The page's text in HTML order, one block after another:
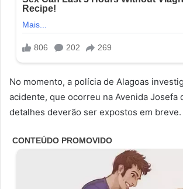
No momento, a polícia de Alagoas
acidente, que ocorreu na Avenida Josefa
detalhes deverão ser expostos em breve.